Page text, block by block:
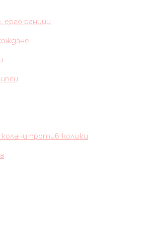
ерго раници
колани против колики